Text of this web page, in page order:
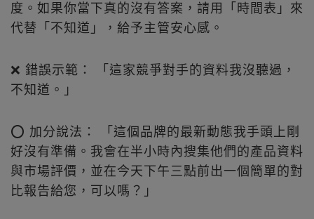
度。如果你當下真的沒有答案，請用「時間表」來
代替「不知道」，給予主管安心感。
❌ 錯誤示範： 「這家競爭對手的資料我沒聽過，
不知道。」
⭕ 加分說法： 「這個品牌的最新動態我手頭上剛
好沒有準備。我會在半小時內搜集他們的產品資料
與市場評價，並在今天下午三點前出一個簡單的對
比報告給您，可以嗎？」